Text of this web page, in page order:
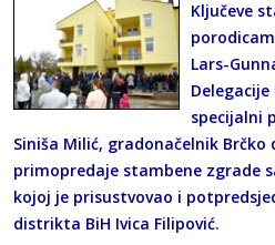
Ključeve
Lars-
Delegacije
specijalni
Siniša Milić, gradonačelnik
primopredaje stambene zgrade
kojoj je prisustvovao i
distrikta BiH Ivica Filipović.